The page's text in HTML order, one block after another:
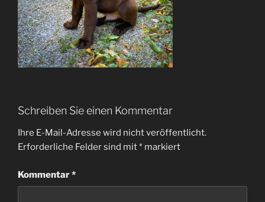
Schreiben Sie einen Kommentar
Ihre E-Mail-Adresse wird nicht veröffentlicht.
Erforderliche Felder sind mit* markiert
Kommentar*